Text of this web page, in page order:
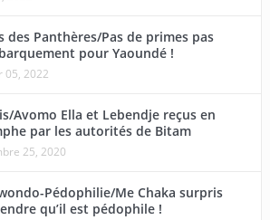
des Panthères/Pas de primes pas
pour Yaoundé !
05, 2022
Avomo Ella et Lebendje reçus en
par les autorités de Bitam
25, 2020
Pédophilie/Me Chaka surpris
qu’il est pédophile !